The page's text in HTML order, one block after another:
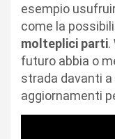
esempio
come la
molteplici parti.
futuro abbia o
strada davanti a
aggiornamenti